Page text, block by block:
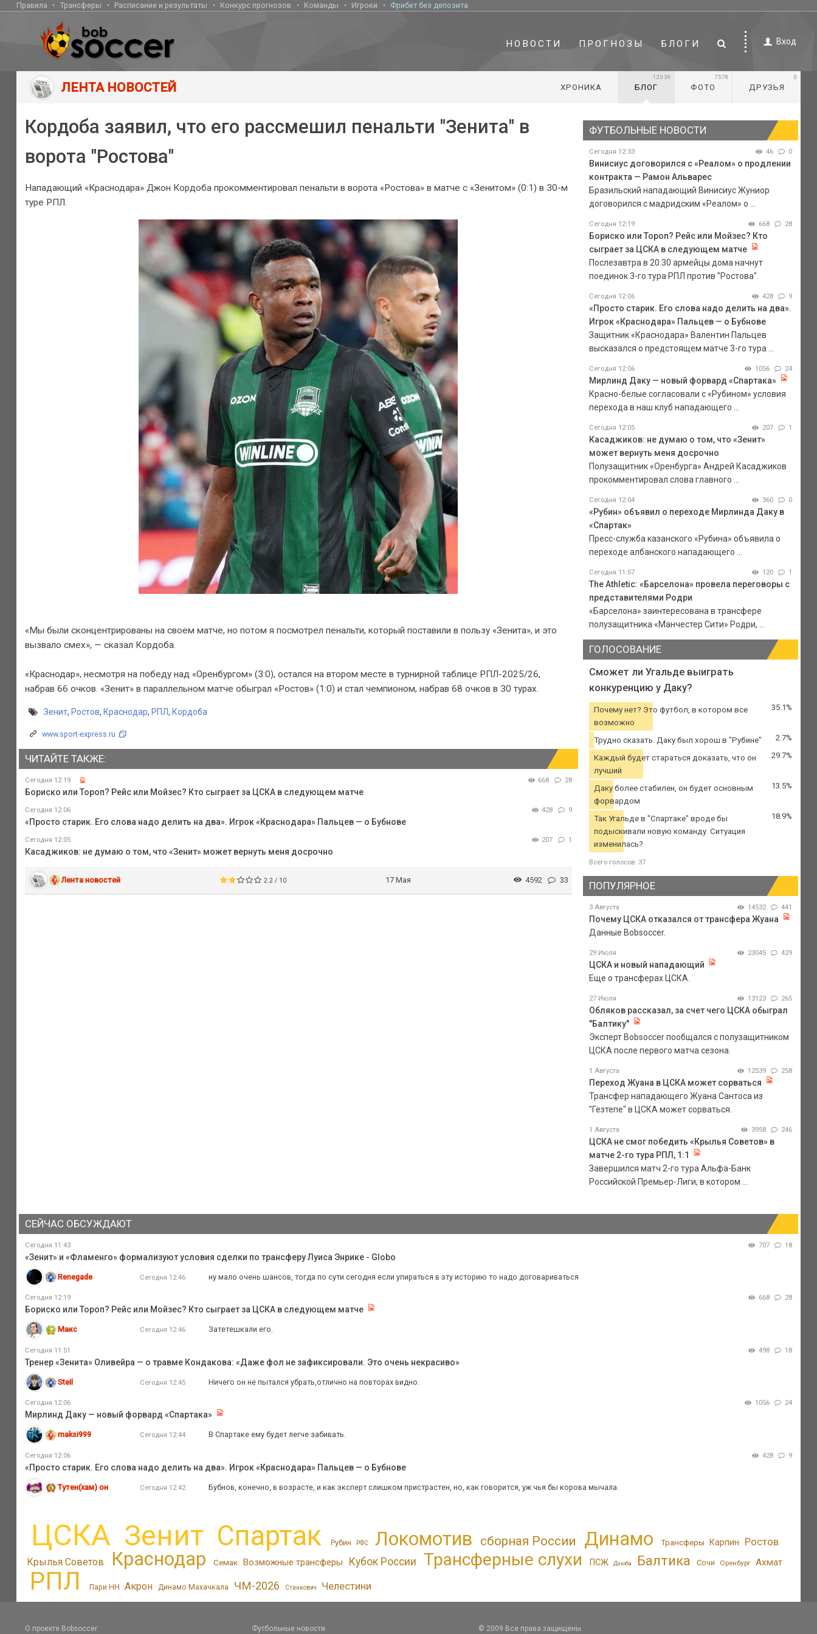
Правила Трансферы Расписание и результаты Конкурс прогнозов Команды Игроки Фрибет без депозита
НОВОСТИ ПРОГНОЗЫ БЛОГИ Вход
ЛЕНТА НОВОСТЕЙ ХРОНИКА БЛОГ
12039
ФОТО
7578
ДРУЗЬЯ
0
Кордоба заявил, что его рассмешил пенальти "Зенита" в
ворота "Ростова"
Нападающий «Краснодара» Джон Кордоба прокомментировал пенальти в ворота «Ростова» в матче с «Зенитом» (0:1) в 30-м
туре РПЛ.
«Мы были сконцентрированы на своем матче, но потом я посмотрел пенальти, который поставили в пользу «Зенита», и это
вызвало смех», — сказал Кордоба.
«Краснодар», несмотря на победу над «Оренбургом» (3:0), остался на втором месте в турнирной таблице РПЛ-2025/26,
набрав 66 очков. «Зенит» в параллельном матче обыграл «Ростов» (1:0) и стал чемпионом, набрав 68 очков в 30 турах.
Зенит, Ростов, Краснодар, РПЛ, Кордоба
www.sport-express.ru
ЧИТАЙТЕ ТАКЖЕ:
Сегодня 12:19 668 28
Бориско или Тороп? Рейс или Мойзес? Кто сыграет за ЦСКА в следующем матче
Сегодня 12:06 428 9
«Просто старик. Его слова надо делить на два». Игрок «Краснодара» Пальцев — о Бубнове
Сегодня 12:05 207 1
Касаджиков: не думаю о том, что «Зенит» может вернуть меня досрочно
Лента новостей 2.2 / 10 17 Мая 4592 33
ФУТБОЛЬНЫЕ НОВОСТИ
Сегодня 12:33 46 0
Винисиус договорился с «Реалом» о продлении
контракта — Рамон Альварес
Бразильский нападающий Винисиус Жуниор
договорился с мадридским «Реалом» о ...
Сегодня 12:19 668 28
Бориско или Тороп? Рейс или Мойзес? Кто
сыграет за ЦСКА в следующем матче
Послезавтра в 20.30 армейцы дома начнут
поединок 3-го тура РПЛ против "Ростова".
Сегодня 12:06 428 9
«Просто старик. Его слова надо делить на два».
Игрок «Краснодара» Пальцев — о Бубнове
Защитник «Краснодара» Валентин Пальцев
высказался о предстоящем матче 3-го тура ...
Сегодня 12:06 1056 24
Мирлинд Даку — новый форвард «Спартака»
Красно-белые согласовали с «Рубином» условия
перехода в наш клуб нападающего ...
Сегодня 12:05 207 1
Касаджиков: не думаю о том, что «Зенит»
может вернуть меня досрочно
Полузащитник «Оренбурга» Андрей Касаджиков
прокомментировал слова главного ...
Сегодня 12:04 360 0
«Рубин» объявил о переходе Мирлинда Даку в
«Спартак»
Пресс-служба казанского «Рубина» объявила о
переходе албанского нападающего ...
Сегодня 11:57 120 1
The Athletic: «Барселона» провела переговоры с
представителями Родри
«Барселона» заинтересована в трансфере
полузащитника «Манчестер Сити» Родри, ...
ГОЛОСОВАНИЕ
Сможет ли Угальде выиграть
конкуренцию у Даку?
Почему нет? Это футбол, в котором все
возможно
35.1%
Трудно сказать. Даку был хорош в "Рубине" 2.7%
Каждый будет стараться доказать, что он
лучший
29.7%
Даку более стабилен, он будет основным
форвардом
13.5%
Так Угальде в "Спартаке" вроде бы
подыскивали новую команду. Ситуация
изменилась?
18.9%
Всего голосов: 37
ПОПУЛЯРНОЕ
3 Августа 14532 441
Почему ЦСКА отказался от трансфера Жуана
Данные Bobsoccer.
29 Июля 23045 429
ЦСКА и новый нападающий
Еще о трансферах ЦСКА.
27 Июля 13123 265
Обляков рассказал, за счет чего ЦСКА обыграл
"Балтику"
Эксперт Bobsoccer пообщался с полузащитником
ЦСКА после первого матча сезона.
1 Августа 12539 258
Переход Жуана в ЦСКА может сорваться
Трансфер нападающего Жуана Сантоса из
"Гезтепе" в ЦСКА может сорваться.
1 Августа 3958 246
ЦСКА не смог победить «Крылья Советов» в
матче 2-го тура РПЛ, 1:1
Завершился матч 2-го тура Альфа-Банк
Российской Премьер-Лиги, в котором ...
СЕЙЧАС ОБСУЖДАЮТ
Сегодня 11:43 707 18
«Зенит» и «Фламенго» формализуют условия сделки по трансферу Луиса Энрике - Globo
Renegade Сегодня 12:46 ну мало очень шансов, тогда по сути сегодня если упираться в эту историю то надо договариваться
Сегодня 12:19 668 28
Бориско или Тороп? Рейс или Мойзес? Кто сыграет за ЦСКА в следующем матче
Макс Сегодня 12:46 Затетешкали его.
Сегодня 11:51 498 18
Тренер «Зенита» Оливейра — о травме Кондакова: «Даже фол не зафиксировали. Это очень некрасиво»
Steil Сегодня 12:45 Ничего он не пытался убрать,отлично на повторах видно.
Сегодня 12:06 1056 24
Мирлинд Даку — новый форвард «Спартака»
maksi999 Сегодня 12:44 В Спартаке ему будет легче забивать.
Сегодня 12:06 428 9
«Просто старик. Его слова надо делить на два». Игрок «Краснодара» Пальцев — о Бубнове
Тутен(хам) он Сегодня 12:42 Бубнов, конечно, в возрасте, и как эксперт слишком пристрастен, но, как говорится, уж чья бы корова мычала.
ЦСКА Зенит Спартак Рубин РФС Локомотив сборная России Динамо Трансферы Карпин Ростов
Крылья Советов Краснодар Семак Возможные трансферы Кубок России Трансферные слухи ПСЖ Дзюба Балтика Сочи Оренбург Ахмат
РПЛ Пари НН Акрон Динамо Махачкала ЧМ-2026 Станкович Челестини
О проекте Bobsoccer Футбольные новости © 2009 Все права защищены.